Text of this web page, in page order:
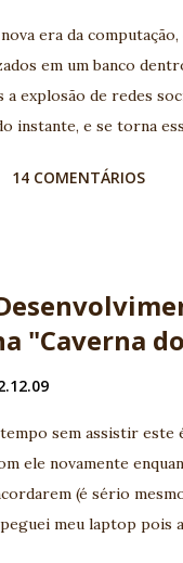
era da
em um banco
a explosão de redes
instante, e se torna
geralmente
a produtividade e
duas
forma de criar
dos
criar composite
conhecimento sobre
14 COMENTÁRIOS
"Caverna
sem assistir este
ele novamente
(é sério
meu laptop pois